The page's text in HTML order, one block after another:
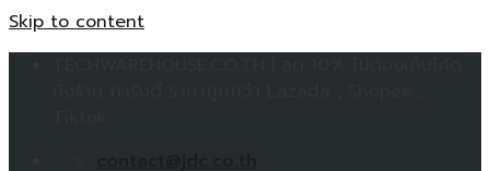
Skip to content